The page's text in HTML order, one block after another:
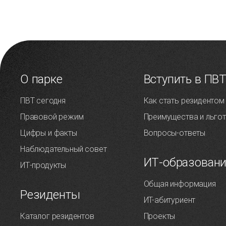
О парке
ПВТ сегодня
Правовой режим
Цифры и факты
Наблюдательный совет
ИТ-продукты
Резиденты
Каталог резидентов
Вступить в ПВТ
Как стать резидентом
Преимущества и
Вопросы-ответы
ИТ-
Общая информация
ИT-абитуриент
Проекты